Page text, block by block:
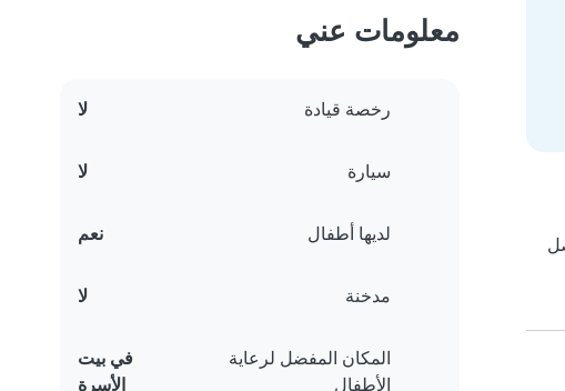
معلومات عني
رخصة قيادة لا
سيارة لا
لديها أطفال نعم
مدخنة لا
المكان المفضل لرعاية
الأطفال
في بيت
الأسرة